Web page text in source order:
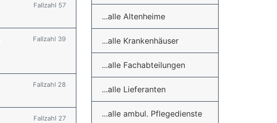
Fallzahl 57
Fallzahl 39
Fallzahl 28
Fallzahl 27
...alle Altenheime
...alle Krankenhäuser
...alle Fachabteilungen
...alle Lieferanten
...alle ambul. Pflegedienste